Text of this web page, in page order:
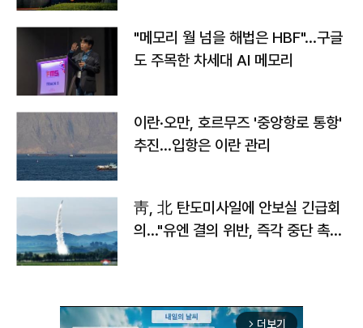
"메모리 월 넘을 해법은 HBF"…구글
도 주목한 차세대 AI 메모리
이란·오만, 호르무즈 '중앙항로 통항'
추진…입항은 이란 관리
靑, 北 탄도미사일에 안보실 긴급회
의…"유엔 결의 위반, 즉각 중단 촉
arrow_forward_ios 더보기